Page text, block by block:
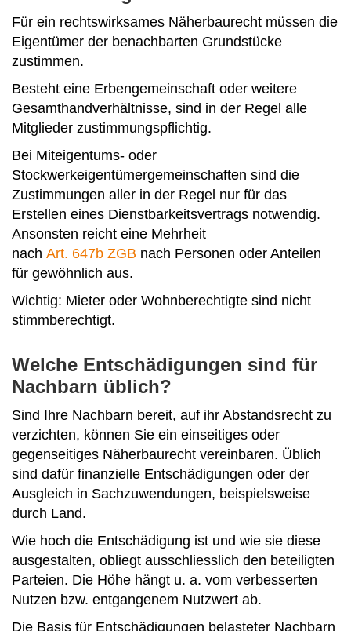
Für ein rechtswirksames Näherbaurecht müssen die
Eigentümer der benachbarten Grundstücke
zustimmen.
Besteht eine Erbengemeinschaft oder weitere
Gesamthandverhältnisse, sind in der Regel alle
Mitglieder zustimmungspflichtig.
Bei Miteigentums- oder
Stockwerkeigentümergemeinschaften sind die
Zustimmungen aller in der Regel nur für das
Erstellen eines Dienstbarkeitsvertrags notwendig.
Ansonsten reicht eine Mehrheit
nach Art. 647b ZGB nach Personen oder Anteilen
für gewöhnlich aus.
Wichtig: Mieter oder Wohnberechtigte sind nicht
stimmberechtigt.
Welche Entschädigungen sind für
Nachbarn üblich?
Sind Ihre Nachbarn bereit, auf ihr Abstandsrecht zu
verzichten, können Sie ein einseitiges oder
gegenseitiges Näherbaurecht vereinbaren. Üblich
sind dafür finanzielle Entschädigungen oder der
Ausgleich in Sachzuwendungen, beispielsweise
durch Land.
Wie hoch die Entschädigung ist und wie sie diese
ausgestalten, obliegt ausschliesslich den beteiligten
Parteien. Die Höhe hängt u. a. vom verbesserten
Nutzen bzw. entgangenem Nutzwert ab.
Die Basis für Entschädigungen belasteter Nachbarn